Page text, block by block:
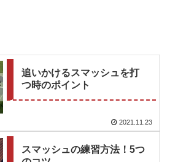
追いかけるスマッシュを打
つ時のポイント
2021.11.23
スマッシュの練習方法！5つ